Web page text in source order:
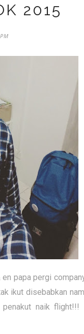
2015
papa pergi
ikut disebabkan
naik